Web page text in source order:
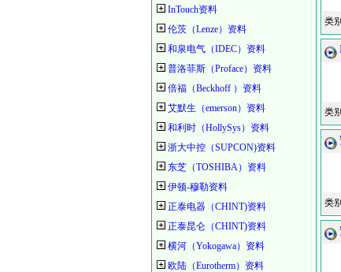
InTouch资料
伦茨（Lenze）资料
和泉电气（IDEC）资料
普洛菲斯（Proface）资料
倍福（Beckhoff ）资料
艾默生（emerson）资料
和利时（HollySys）资料
浙大中控（SUPCON)资料
东芝（TOSHIBA）资料
伊顿-穆勒资料
正泰电器（CHINT)资料
正泰昆仑（CHINT)资料
横河（Yokogawa）资料
欧陆（Eurotherm）资料
类
类
类